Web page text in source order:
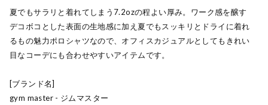
夏でもサラリと着れてしまう7.2ozの程よい厚み。ワーク感を醸す
デコボコとした表面の生地感に加え夏でもスッキリとドライに着れ
るもの魅力ポロシャツなので、オフィスカジュアルとしてもきれい
目なコーデにも合わせやすいアイテムです。
[ブランド名]
gym master - ジムマスター